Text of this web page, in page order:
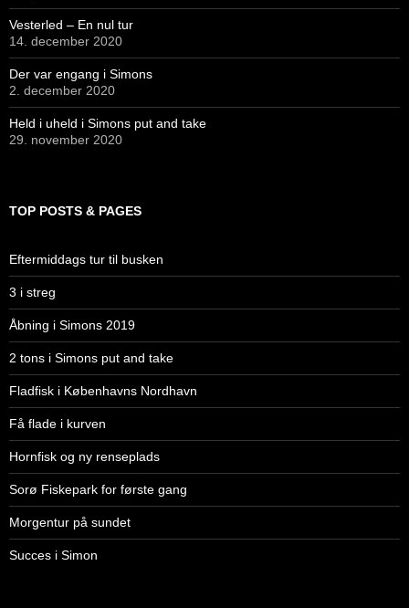
Vesterled – En nul tur
14. december 2020
Der var engang i Simons
2. december 2020
Held i uheld i Simons put and take
29. november 2020
TOP POSTS & PAGES
Eftermiddags tur til busken
3 i streg
Åbning i Simons 2019
2 tons i Simons put and take
Fladfisk i Københavns Nordhavn
Få flade i kurven
Hornfisk og ny renseplads
Sorø Fiskepark for første gang
Morgentur på sundet
Succes i Simon